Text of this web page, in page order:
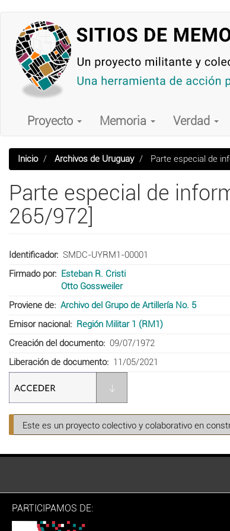
contenido
principal
Main
navigation
Proyecto Memoria Verdad
Inicio Archivos de Uruguay Parte especial de
Parte especial de
265/972]
Identificador
SMDC-UYRM1-00001
Firmado por
Esteban R. Cristi
Otto Gossweiler
Proviene de
Archivo del Grupo de Artillería No. 5
Emisor nacional
Región Militar 1 (RM1)
Creación del documento
09/07/1972
Liberación de documento
11/05/2021
Este es un proyecto colectivo y colaborativo en
PARTICIPAMOS DE: